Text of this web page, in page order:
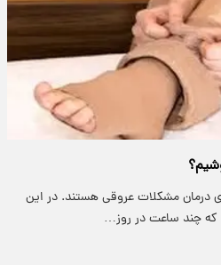
درمان مشکلات عروقی هستند. در این
که چند ساعت در روز…